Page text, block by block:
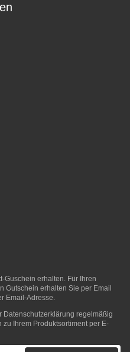
Guschein erhalten. Für Ihren
Gutschein erhalten Sie per Email
Email-Adresse.
Datenschutzerklärung regelmäßig
Ihrem Produktsortiment per E-